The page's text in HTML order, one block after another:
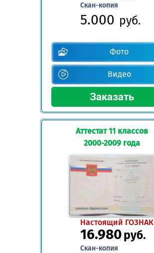
Скан-копия
5.000 руб.
Фото
Видео
Аттестат 11 классов
2000-2009 года
Настоящий ГОЗНАК
16.980руб.
Скан-копия